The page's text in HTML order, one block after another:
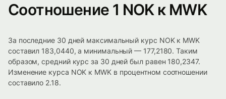
Соотношение 1 NOK к MWK
За последние 30 дней максимальный курс NOK к MWK
составил 183,0440, а минимальный — 177,2180. Таким
образом, средний курс за 30 дней был равен 180,2347.
Изменение курса NOK к MWK в процентном соотношении
составило 2.18.